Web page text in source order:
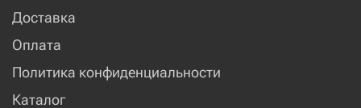
Доставка
Оплата
Политика конфиденциальности
Каталог